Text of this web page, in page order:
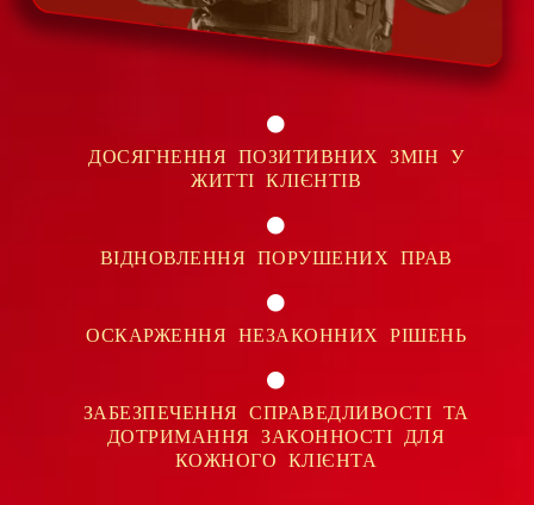
ДОСЯГНЕННЯ ПОЗИТИВНИХ ЗМІН У
ЖИТТІ КЛІЄНТІВ
ВІДНОВЛЕННЯ ПОРУШЕНИХ ПРАВ
ОСКАРЖЕННЯ НЕЗАКОННИХ РІШЕНЬ
ЗАБЕЗПЕЧЕННЯ СПРАВЕДЛИВОСТІ ТА
ДОТРИМАННЯ ЗАКОННОСТІ ДЛЯ
КОЖНОГО КЛІЄНТА